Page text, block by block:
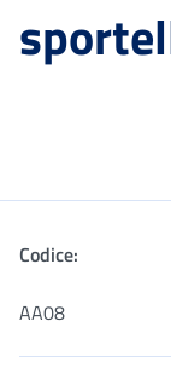
Codice:
AA08